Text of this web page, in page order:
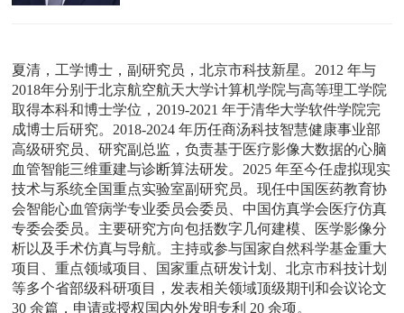
夏清，工学博士，副研究员，北京市科技新星。2012 年与
2018年分别于北京航空航天大学计算机学院与高等理工学院
取得本科和博士学位，2019-2021 年于清华大学软件学院完
成博士后研究。2018-2024 年历任商汤科技智慧健康事业部
高级研究员、研究副总监，负责基于医疗影像大数据的心脑
血管智能三维重建与诊断算法研发。2025 年至今任虚拟现实
技术与系统全国重点实验室副研究员。现任中国医药教育协
会智能心血管病学专业委员会委员、中国仿真学会医疗仿真
专委会委员。主要研究方向包括数字几何建模、医学影像分
析以及手术仿真与导航。主持或参与国家自然科学基金重大
项目、重点领域项目、国家重点研发计划、北京市科技计划
等多个省部级科研项目，发表相关领域顶级期刊和会议论文
30 余篇，申请或授权国内外发明专利 20 余项。